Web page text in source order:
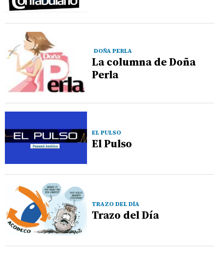
DOÑA PERLA
La columna de Doña
Perla
EL PULSO
El Pulso
TRAZO DEL DÍA
Trazo del Día